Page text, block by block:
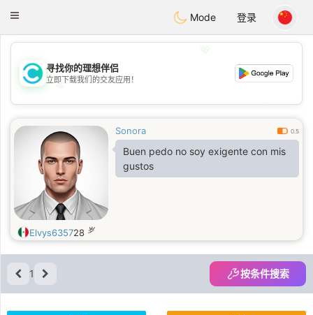
Citas
Toggle
Mode 登录
💖
💕
寻找你的理想伴侣
立即下载我们的交友应用！
Sonora 0.5
Buen pedo no soy exigente con mis
gustos
Elvys635728 岁
1 按条件搜索